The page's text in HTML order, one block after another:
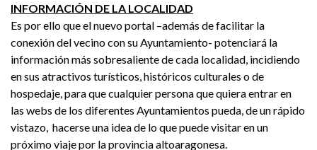
INFORMACIÓN DE LA LOCALIDAD
Es por ello que el nuevo portal –además de facilitar la
conexión del vecino con su Ayuntamiento- potenciará la
información más sobresaliente de cada localidad, incidiendo
en sus atractivos turísticos, históricos culturales o de
hospedaje, para que cualquier persona que quiera entrar en
las webs de los diferentes Ayuntamientos pueda, de un rápido
vistazo, hacerse una idea de lo que puede visitar en un
próximo viaje por la provincia altoaragonesa.